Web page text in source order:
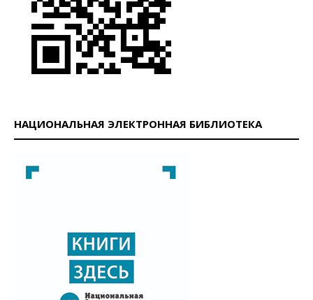
НАЦИОНАЛЬНАЯ ЭЛЕКТРОННАЯ БИБЛИОТЕКА